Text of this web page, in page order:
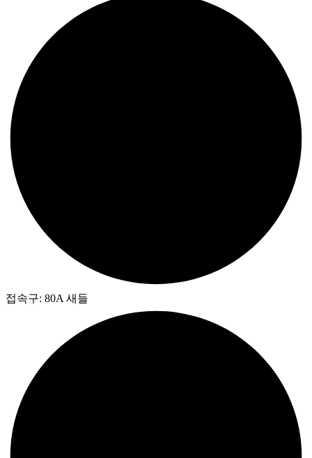
접속구: 80A 새들